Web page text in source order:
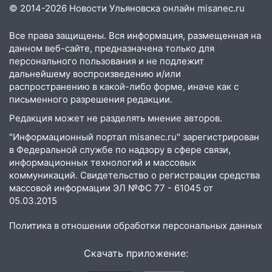
Ульяновской области
08:30 Поджог со свечой, 16 сгоревших
домов и выстрел за водку
07:50 Какая погоды будет днем 8
августа
06:45 Императорский мост в
Ульяновске останется закрытым до
утра 10 августа
05:18 Судьба готовит сюрприз: гороскоп
на 8 августа — кому повезет с
деньгами, а кого ждет неожиданная
встреча
ракетную опасность: звучат сирены
07.08.2026
Ульяновские аграрии смогут
© 2014-2026 Новости Ульяновска онлайн misanec.ru
Все права защищены. Вся информация, размещенная на
данном веб-сайте, предназначена только для
персонального пользования и не подлежит
дальнейшему воспроизведению и/или
распространению в какой-либо форме, иначе как с
письменного разрешения редакции.
Редакция может не разделять мнение авторов.
"Информационный портал misanec.ru" зарегистрирован
в Федеральной службе по надзору в сфере связи,
информационных технологий и массовых
коммуникаций. Свидетельство о регистрации средства
массовой информации ЭЛ №ФС 77 - 61045 от
05.03.2015
Политика в отношении обработки персональных данных
Скачать приложение: